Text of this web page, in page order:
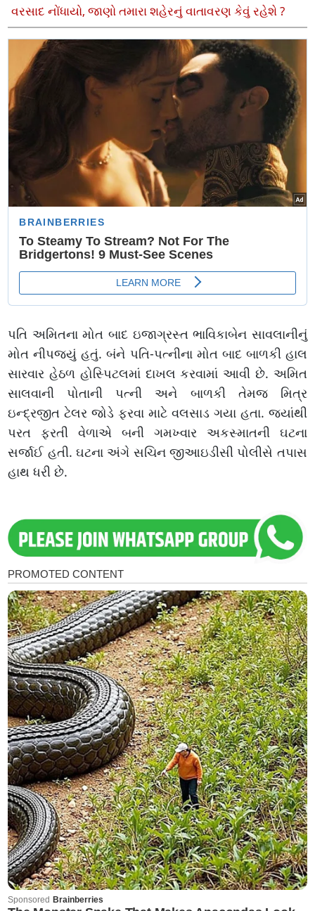
વરસાદ નોંધાયો, જાણો તમારા શહેરનું વાતાવરણ કેવું રહેશે ?
પતિ અમિતના મોત બાદ ઇજાગ્રસ્ત ભાવિકાબેન સાવલાનીનું
મોત નીપજ્યું હતું. બંને પતિ-પત્નીના મોત બાદ બાળકી હાલ
સારવાર હેઠળ હોસ્પિટલમાં દાખલ કરવામાં આવી છે. અમિત
સાલવાની પોતાની પત્ની અને બાળકી તેમજ મિત્ર
ઇન્દ્રજીત ટેલર જોડે ફરવા માટે વલસાડ ગયા હતા. જ્યાંથી
પરત ફરતી વેળાએ બની ગમખ્વાર અકસ્માતની ઘટના
સર્જાઈ હતી. ઘટના અંગે સચિન જીઆઇડીસી પોલીસે તપાસ
હાથ ધરી છે.